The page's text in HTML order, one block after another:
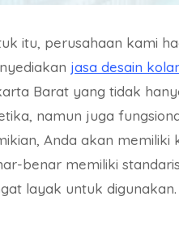
itu, perusahaan kami
jasa desain
Barat yang tidak
namun juga
Anda akan memiliki
benar memiliki
layak untuk digunakan.